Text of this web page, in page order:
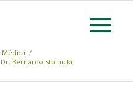
Médica /
Bernardo Stolnicki,